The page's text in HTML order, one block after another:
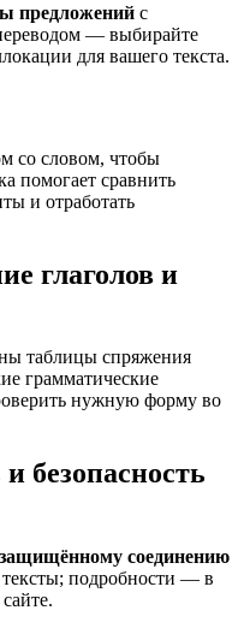
предложений с
— выбирайте
для вашего текста.
со словом, чтобы
помогает сравнить
и отработать
глаголов и
таблицы спряжения
грамматические
нужную форму во
безопасность
защищённому соединению
подробности — в